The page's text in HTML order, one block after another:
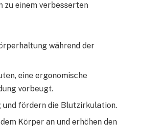
zu einem verbesserten
während der
eine ergonomische
vorbeugt.
fördern die Blutzirkulation.
Körper an und erhöhen den